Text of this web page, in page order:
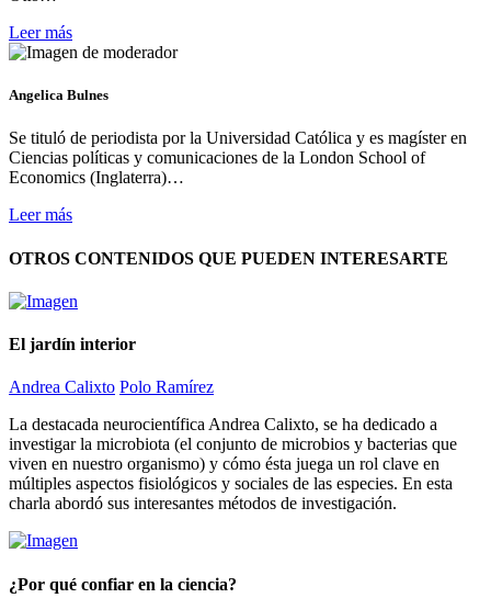
Leer más
Angelica Bulnes
Se tituló de periodista por la Universidad Católica y es magíster en
Ciencias políticas y comunicaciones de la London School of
Economics (Inglaterra)…
Leer más
OTROS CONTENIDOS QUE PUEDEN INTERESARTE
El jardín interior
Andrea Calixto Polo Ramírez
La destacada neurocientífica Andrea Calixto, se ha dedicado a
investigar la microbiota (el conjunto de microbios y bacterias que
viven en nuestro organismo) y cómo ésta juega un rol clave en
múltiples aspectos fisiológicos y sociales de las especies. En esta
charla abordó sus interesantes métodos de investigación.
¿Por qué confiar en la ciencia?